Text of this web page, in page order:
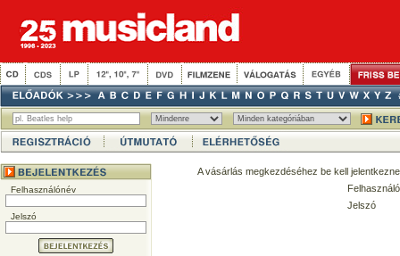
Felhasználónév
Jelszó
A vásárlás megkezdéséhez be kell
Jelszó